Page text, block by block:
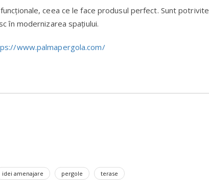
ceea ce le face produsul perfect. Sunt potrivite
în modernizarea spaţiului.
www.palmapergola.com/
idei amenajare pergole terase